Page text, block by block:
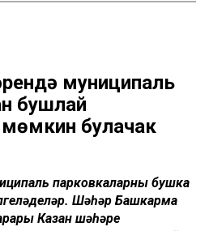
муниципаль
бушлай
булачак
парковкаларның бушка
Шәһәр Башкарма
Казан шәһәре